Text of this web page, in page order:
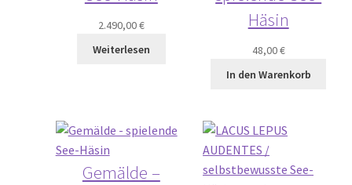
2.490,00€
Weiterlesen
Häsin
48,00€
In den Warenkorb
Gemälde –